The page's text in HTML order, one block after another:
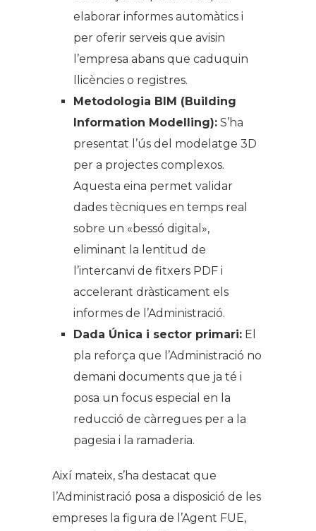
elaborar informes automàtics i
per oferir serveis que avisin
l’empresa abans que caduquin
llicències o registres.
Metodologia BIM (Building
Information Modelling): S’ha
presentat l’ús del modelatge 3D
per a projectes complexos.
Aquesta eina permet validar
dades tècniques en temps real
sobre un «bessó digital»,
eliminant la lentitud de
l’intercanvi de fitxers PDF i
accelerant dràsticament els
informes de l’Administració.
Dada Única i sector primari: El
pla reforça que l’Administració no
demani documents que ja té i
posa un focus especial en la
reducció de càrregues per a la
pagesia i la ramaderia.
Així mateix, s’ha destacat que
l’Administració posa a disposició de les
empreses la figura de l’Agent FUE,